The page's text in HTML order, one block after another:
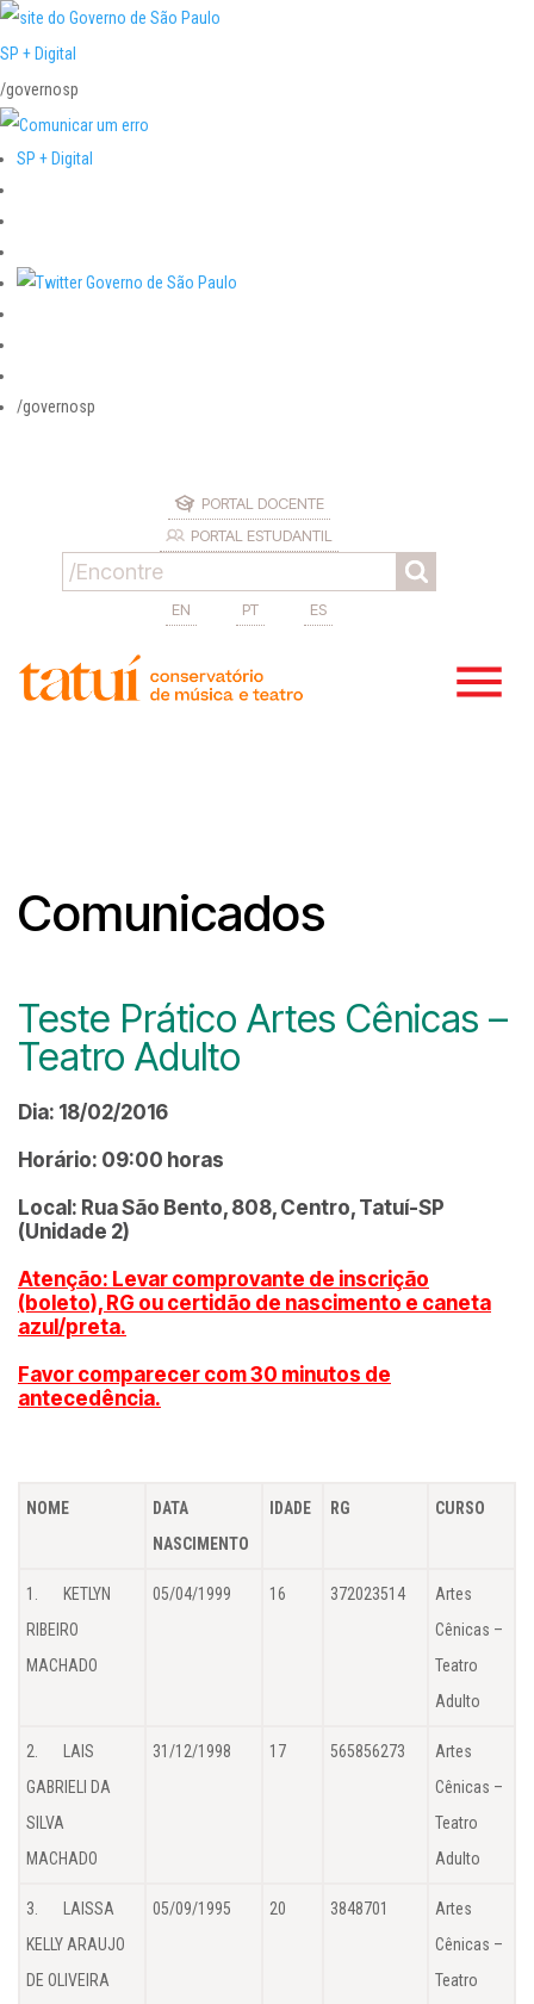
SP + Digital
/governosp
SP + Digital
/governosp
PORTAL DOCENTE
PORTAL ESTUDANTIL
EN PT ES
Comunicados
Teste Prático Artes Cênicas –
Teatro Adulto
Dia: 18/02/2016
Horário: 09:00 horas
Local: Rua São Bento, 808, Centro, Tatuí-SP
(Unidade 2)
Atenção: Levar comprovante de inscrição
(boleto), RG ou certidão de nascimento e caneta
azul/preta.
Favor comparecer com 30 minutos de
antecedência.
NOME
DATA
NASCIMENTO
IDADE RG CURSO
1. KETLYN
RIBEIRO
MACHADO
05/04/1999 16 372023514
Artes
Cênicas –
Teatro
Adulto
2. LAIS
GABRIELI DA
SILVA
MACHADO
31/12/1998 17 565856273
Artes
Cênicas –
Teatro
Adulto
3. LAISSA
KELLY ARAUJO
DE OLIVEIRA
05/09/1995 20 3848701
Artes
Cênicas –
Teatro